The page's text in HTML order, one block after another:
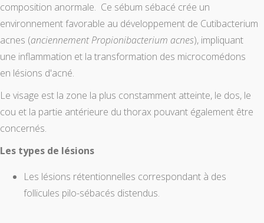
composition anormale. Ce sébum sébacé crée un
environnement favorable au développement de Cutibacterium
acnes (anciennement Propionibacterium acnes), impliquant
une inflammation et la transformation des microcomédons
en lésions d'acné.
Le visage est la zone la plus constamment atteinte, le dos, le
cou et la partie antérieure du thorax pouvant également être
concernés.
Les types de lésions
Les lésions rétentionnelles correspondant à des
follicules pilo-sébacés distendus.